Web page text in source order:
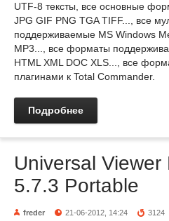
UTF-8 тексты, все основные
JPG GIF PNG TGA TIFF..., все
поддерживаемые MS Windows
MP3..., все форматы
HTML XML DOC XLS..., все
плагинами к Total Commander.
Подробнее
Universal
5.7.3 Portable
freder 21-06-2012, 14:24 3124